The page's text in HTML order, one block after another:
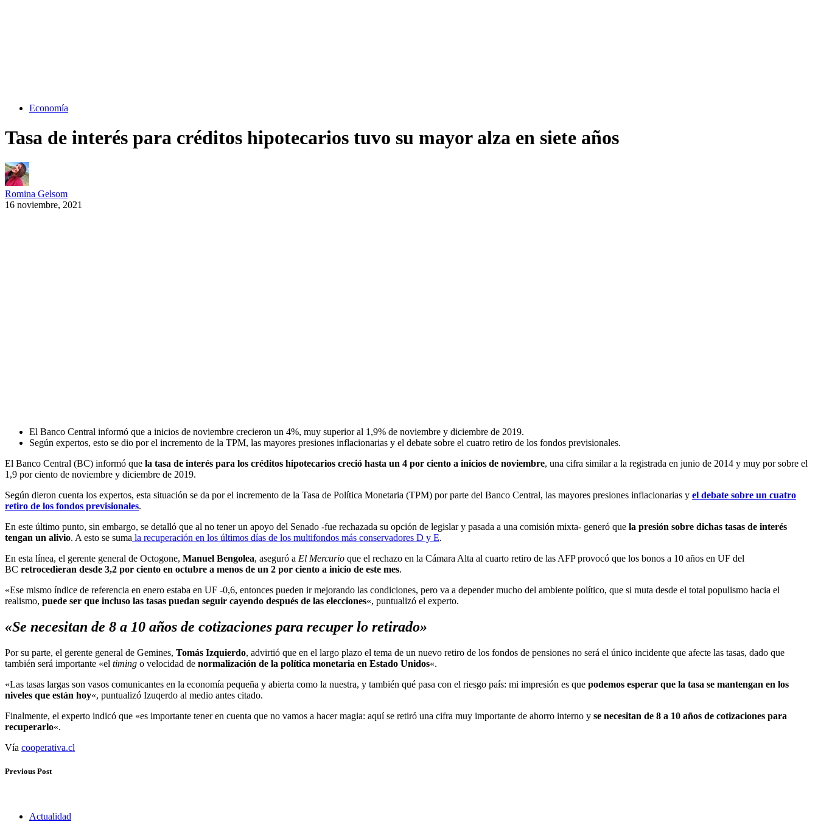
Economía
Tasa de interés para créditos hipotecarios tuvo su mayor alza en siete años
Romina Gelsom
16 noviembre, 2021
El Banco Central informó que a inicios de noviembre crecieron un 4%, muy superior al 1,9% de noviembre y diciembre de 2019.
Según expertos, esto se dio por el incremento de la TPM, las mayores presiones inflacionarias y el debate sobre el cuatro retiro de los fondos previsionales.
El Banco Central (BC) informó que la tasa de interés para los créditos hipotecarios creció hasta un 4 por ciento a inicios de noviembre, una cifra similar a la registrada en junio de 2014 y muy por sobre el
1,9 por ciento de noviembre y diciembre de 2019.
Según dieron cuenta los expertos, esta situación se da por el incremento de la Tasa de Política Monetaria (TPM) por parte del Banco Central, las mayores presiones inflacionarias y el debate sobre un cuatro
retiro de los fondos previsionales.
En este último punto, sin embargo, se detalló que al no tener un apoyo del Senado -fue rechazada su opción de legislar y pasada a una comisión mixta- generó que la presión sobre dichas tasas de interés
tengan un alivio. A esto se suma la recuperación en los últimos días de los multifondos más conservadores D y E.
En esta línea, el gerente general de Octogone, Manuel Bengolea, aseguró a El Mercurio que el rechazo en la Cámara Alta al cuarto retiro de las AFP provocó que los bonos a 10 años en UF del
BC retrocedieran desde 3,2 por ciento en octubre a menos de un 2 por ciento a inicio de este mes.
«Ese mismo índice de referencia en enero estaba en UF -0,6, entonces pueden ir mejorando las condiciones, pero va a depender mucho del ambiente político, que si muta desde el total populismo hacia el
realismo, puede ser que incluso las tasas puedan seguir cayendo después de las elecciones«, puntualizó el experto.
«Se necesitan de 8 a 10 años de cotizaciones para recuper lo retirado»
Por su parte, el gerente general de Gemines, Tomás Izquierdo, advirtió que en el largo plazo el tema de un nuevo retiro de los fondos de pensiones no será el único incidente que afecte las tasas, dado que
también será importante «el timing o velocidad de normalización de la política monetaria en Estado Unidos«.
«Las tasas largas son vasos comunicantes en la economía pequeña y abierta como la nuestra, y también qué pasa con el riesgo país: mi impresión es que podemos esperar que la tasa se mantengan en los
niveles que están hoy«, puntualizó Izuqerdo al medio antes citado.
Finalmente, el experto indicó que «es importante tener en cuenta que no vamos a hacer magia: aquí se retiró una cifra muy importante de ahorro interno y se necesitan de 8 a 10 años de cotizaciones para
recuperarlo«.
Vía cooperativa.cl
Previous Post
Actualidad